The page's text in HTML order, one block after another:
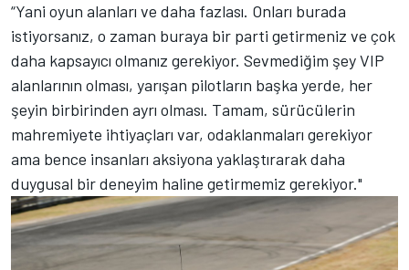
“Yani oyun alanları ve daha fazlası. Onları burada
istiyorsanız, o zaman buraya bir parti getirmeniz ve çok
daha kapsayıcı olmanız gerekiyor. Sevmediğim şey VIP
alanlarının olması, yarışan pilotların başka yerde, her
şeyin birbirinden ayrı olması. Tamam, sürücülerin
mahremiyete ihtiyaçları var, odaklanmaları gerekiyor
ama bence insanları aksiyona yaklaştırarak daha
duygusal bir deneyim haline getirmemiz gerekiyor."